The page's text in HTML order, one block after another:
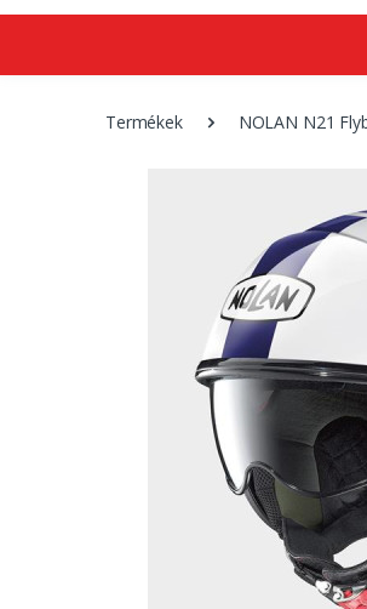
Termékek NOLAN N21